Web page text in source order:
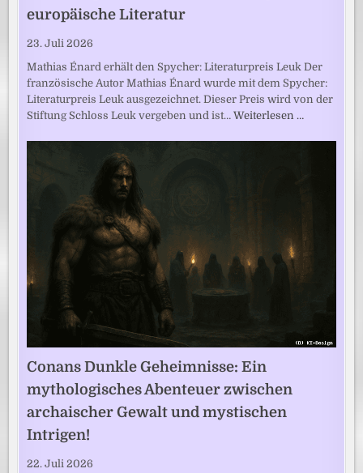
europäische Literatur
23. Juli 2026
Mathias Énard erhält den Spycher: Literaturpreis Leuk Der
französische Autor Mathias Énard wurde mit dem Spycher:
Literaturpreis Leuk ausgezeichnet. Dieser Preis wird von der
Stiftung Schloss Leuk vergeben und ist…Weiterlesen …
Conans Dunkle Geheimnisse: Ein
mythologisches Abenteuer zwischen
archaischer Gewalt und mystischen
Intrigen!
22. Juli 2026